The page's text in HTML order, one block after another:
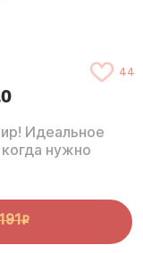
44
Идеальное
нужно
R